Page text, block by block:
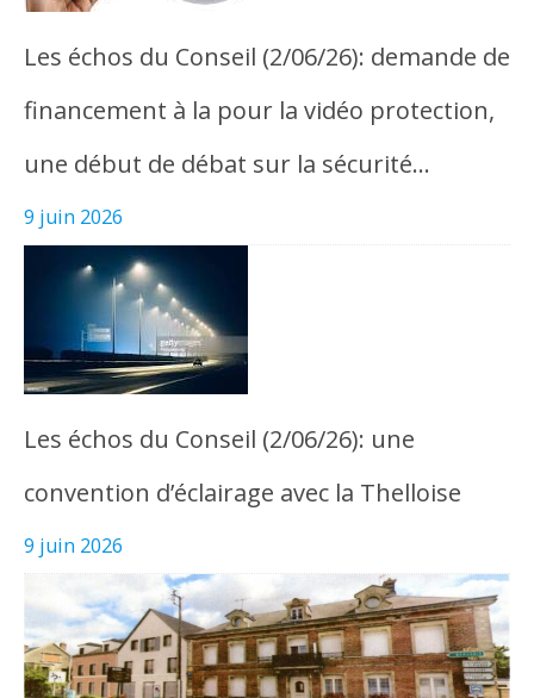
Les échos du Conseil (2/06/26): demande de
financement à la pour la vidéo protection,
une début de débat sur la sécurité…
9 juin 2026
Les échos du Conseil (2/06/26): une
convention d’éclairage avec la Thelloise
9 juin 2026